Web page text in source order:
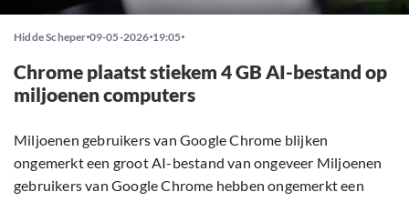
Hidde Scheper 09-05-2026 19:05
Chrome plaatst stiekem 4 GB AI-bestand op
miljoenen computers
Miljoenen gebruikers van Google Chrome blijken
ongemerkt een groot AI-bestand van ongeveer Miljoenen
gebruikers van Google Chrome hebben ongemerkt een